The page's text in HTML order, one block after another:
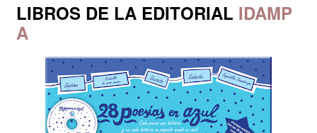
LIBROS DE LA EDITORIAL IDAMP
A